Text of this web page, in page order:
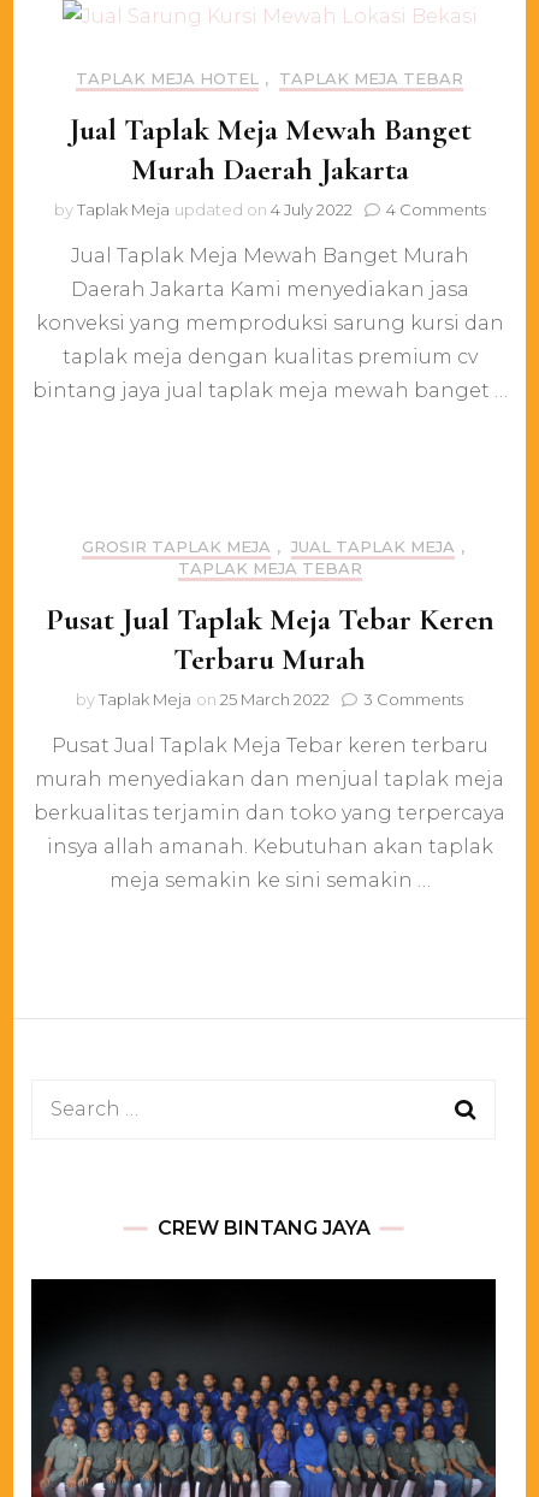
TAPLAK MEJA HOTEL , TAPLAK MEJA TEBAR
Jual Taplak Meja Mewah Banget
Murah Daerah Jakarta
byTaplak Meja updated on 4 July 2022 4 Commentson
‎Jual Taplak Meja Mewah Banget Murah
Daerah Jakarta Kami menyediakan jasa
konveksi yang memproduksi sarung kursi dan
taplak meja dengan kualitas premium cv
bintang jaya jual taplak meja mewah banget …
GROSIR TAPLAK MEJA , JUAL TAPLAK MEJA ,
TAPLAK MEJA TEBAR
Pusat Jual Taplak Meja Tebar Keren
Terbaru Murah
byTaplak Meja on 25 March 2022 3 Commentson
Jual
Taplak
Meja
Tebar
Keren
Pusat Jual Taplak Meja Tebar keren terbaru
murah menyediakan dan menjual taplak meja
berkualitas terjamin dan toko yang terpercaya
insya allah amanah. Kebutuhan akan taplak
meja semakin ke sini semakin …
Search
CREW BINTANG JAYA